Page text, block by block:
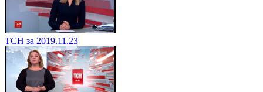
ТСН за 2019.11.23